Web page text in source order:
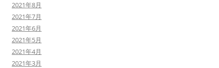
2021年8月
2021年7月
2021年6月
2021年5月
2021年4月
2021年3月